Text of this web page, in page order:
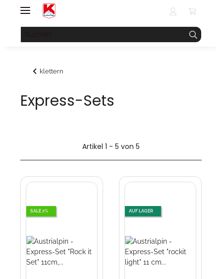
klettern
Express-Sets
Artikel 1 - 5 von 5
SALE 7% AUF LAGER